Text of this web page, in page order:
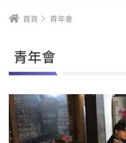
首頁 青年會
青年會